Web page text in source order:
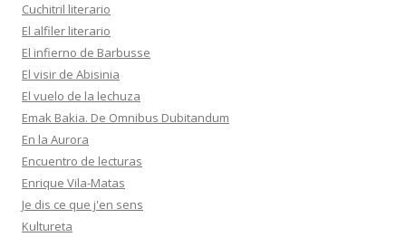
Cuchitril literario
El alfiler literario
El infierno de Barbusse
El visir de Abisinia
El vuelo de la lechuza
Emak Bakia. De Omnibus Dubitandum
En la Aurora
Encuentro de lecturas
Enrique Vila-Matas
Je dis ce que j'en sens
Kultureta